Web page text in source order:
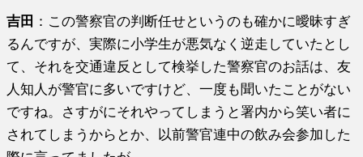
吉田 ：この警察官の判断任せというのも確かに曖昧すぎ
るんですが、実際に小学生が悪気なく逆走していたとし
て、それを交通違反として検挙した警察官のお話は、友
人知人が警官に多いですけど、一度も聞いたことがない
ですね。さすがにそれやってしまうと署内から笑い者に
されてしまうからとか、以前警官連中の飲み会参加した